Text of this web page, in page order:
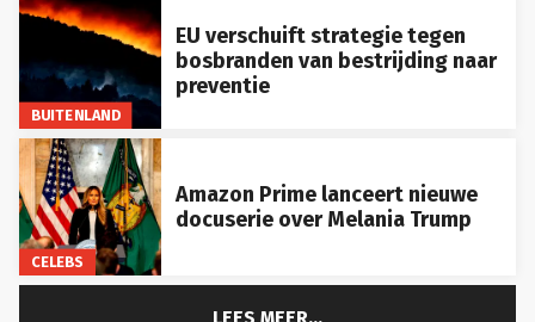
BUITENLAND
EU verschuift strategie tegen
bosbranden van bestrijding naar
preventie
CELEBS
Amazon Prime lanceert nieuwe
docuserie over Melania Trump
LEES MEER...